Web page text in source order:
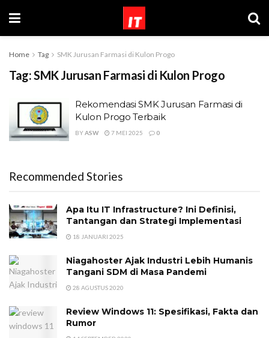
Home Tag SMK Jurusan Farmasi di Kulon Progo
Tag:SMK Jurusan Farmasi di Kulon Progo
Rekomendasi SMK Jurusan Farmasi di
Kulon Progo Terbaik
BYASW 7 MEI 2025 0
Recommended Stories
Apa Itu IT Infrastructure? Ini Definisi,
Tantangan dan Strategi Implementasi
18 JANUARI 2025
Niagahoster Ajak Industri Lebih Humanis
Tangani SDM di Masa Pandemi
28 AGUSTUS 2020
Review Windows 11: Spesifikasi, Fakta dan
Rumor